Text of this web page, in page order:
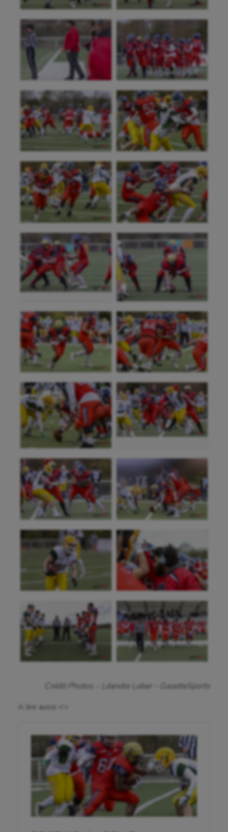
Crédit Photos – Léandre Leber – GazetteSports
A lire aussi <>